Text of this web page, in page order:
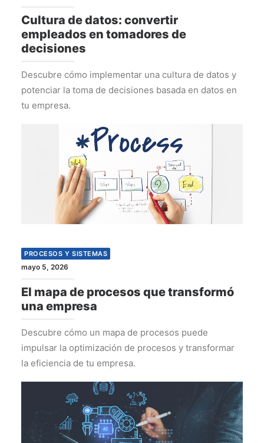
Cultura de datos: convertir
empleados en tomadores de
decisiones
Descubre cómo implementar una cultura de datos y
potenciar la toma de decisiones basada en datos en
tu empresa.
PROCESOS Y SISTEMAS
mayo 5, 2026
El mapa de procesos que transformó
una empresa
Descubre cómo un mapa de procesos puede
impulsar la optimización de procesos y transformar
la eficiencia de tu empresa.